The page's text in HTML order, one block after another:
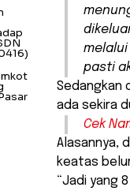
pasti
Sedangkan
ada sekira
Cek
Alasannya,
keatas
“Jadi yang